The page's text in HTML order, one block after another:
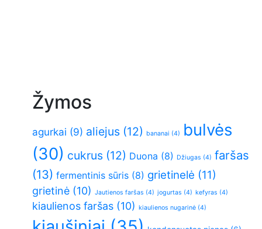
Žymos
agurkai (9) aliejus (12) bananai (4)
bulvės
(30) cukrus (12) Duona (8) Džiugas (4) faršas
(13) fermentinis sūris (8) grietinelė (11)
grietinė (10) Jautienos faršas (4) jogurtas (4) kefyras (4)
kiaulienos faršas (10) kiaulienos nugarinė (4)